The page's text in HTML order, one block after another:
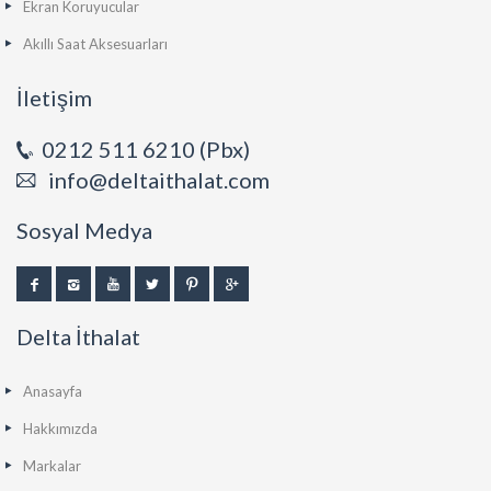
Ekran Koruyucular
Akıllı Saat Aksesuarları
İletişim
0212 511 6210 (Pbx)
info@deltaithalat.com
Sosyal Medya
Delta İthalat
Anasayfa
Hakkımızda
Markalar